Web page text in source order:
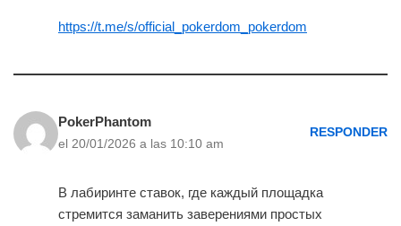
https://t.me/s/official_pokerdom_pokerdom
PokerPhantom
el 20/01/2026 a las 10:10 am
RESPONDER
В лабиринте ставок, где каждый площадка
стремится заманить заверениями простых